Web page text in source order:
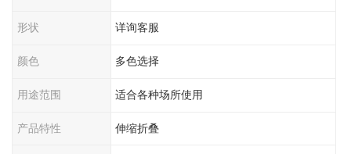
形状 详询客服
颜色 多色选择
用途范围 适合各种场所使用
产品特性 伸缩折叠